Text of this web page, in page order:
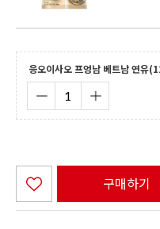
응오이사오 프엉남 베트남 연유
구매하기